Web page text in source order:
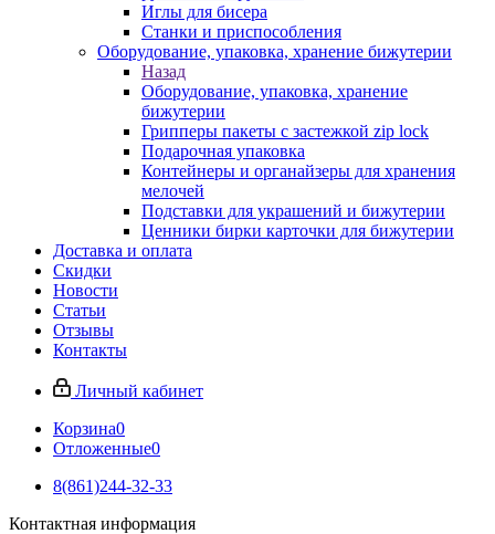
Иглы для бисера
Станки и приспособления
Оборудование, упаковка, хранение бижутерии
Назад
Оборудование, упаковка, хранение
бижутерии
Грипперы пакеты с застежкой zip lock
Подарочная упаковка
Контейнеры и органайзеры для хранения
мелочей
Подставки для украшений и бижутерии
Ценники бирки карточки для бижутерии
Доставка и оплата
Скидки
Новости
Статьи
Отзывы
Контакты
Личный кабинет
Корзина0
Отложенные0
8(861)244-32-33
Контактная информация